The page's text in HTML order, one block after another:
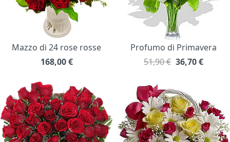
Mazzo di 24 rose rosse
168,00 €
Profumo di Primavera
51,90 € 36,70€